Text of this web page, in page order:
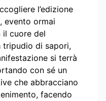
l’edizione
evento ormai
cuore del
tripudio di sapori,
si terrà
con sé un
che abbracciano
facendo